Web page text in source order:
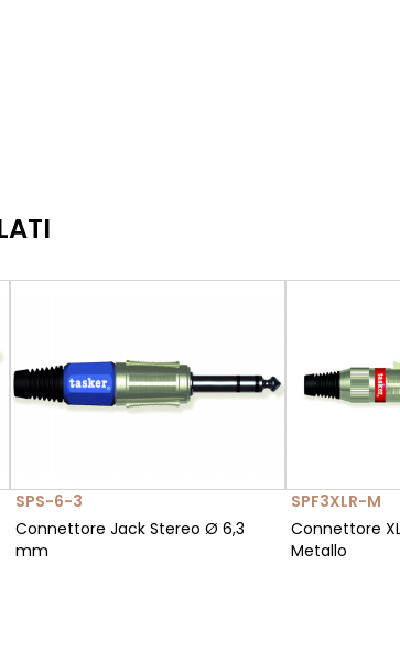
SPS-6-3
Connettore Jack Stereo Ø 6,3
mm
SPF3XLR-M
Connettore
Metallo